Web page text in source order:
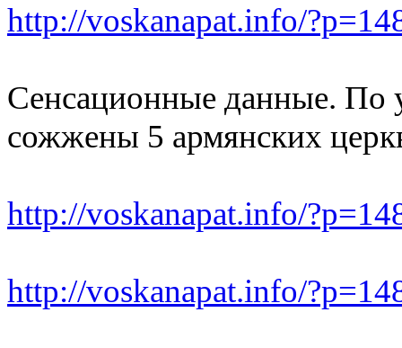
http://voskanapat.info/
Сенсационные данные. По
сожжены 5 армянских
http://voskanapat.info/
http://voskanapat.info/